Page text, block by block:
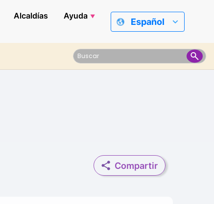
Alcaldías Ayuda
Español
Compartir